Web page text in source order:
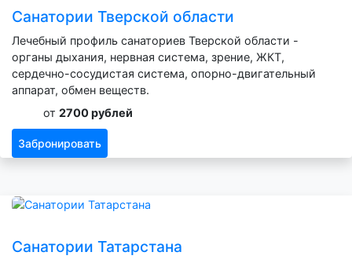
Санатории Тверской области
Лечебный профиль санаториев Тверской области -
органы дыхания, нервная система, зрение, ЖКТ,
сердечно-сосудистая система, опорно-двигательный
аппарат, обмен веществ.
от 2700 рублей
Забронировать
Санатории Татарстана